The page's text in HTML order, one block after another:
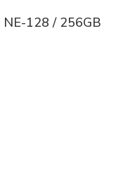
NE-128 / 256GB